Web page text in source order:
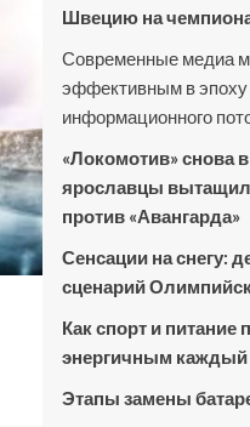
Швецию на
Современные медиа
эффективным в эпоху
информационного
«Локомотив» снова
ярославцы
против «Авангарда»
Сенсации на снегу:
сценарий
Как спорт и питание
энергичным каждый
Этапы замены